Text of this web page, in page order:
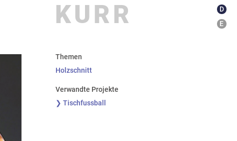
KURR
D
E
Themen
Holzschnitt
Verwandte Projekte
❯ Tischfussball